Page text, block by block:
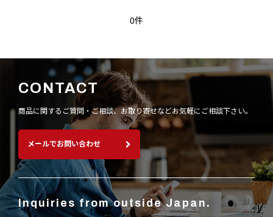
0件
CONTACT
商品に関するご質問・ご相談、お取り寄せなどお気軽にご相談下さい。
メールでお問い合わせ
Inquiries from outside Japan.